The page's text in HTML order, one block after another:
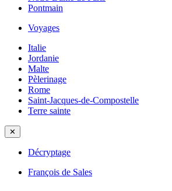
Pontmain
Voyages
Italie
Jordanie
Malte
Pèlerinage
Rome
Saint-Jacques-de-Compostelle
Terre sainte
✕
Décryptage
François de Sales